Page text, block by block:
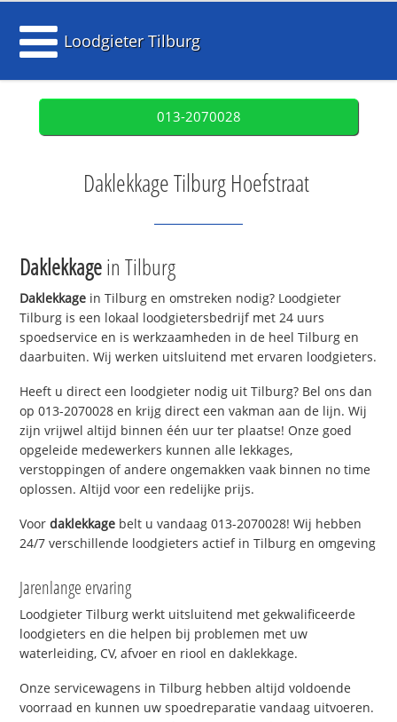
Loodgieter Tilburg
013-2070028
Daklekkage Tilburg Hoefstraat
Daklekkagein Tilburg
Daklekkage in Tilburg en omstreken nodig? Loodgieter
Tilburg is een lokaal loodgietersbedrijf met 24 uurs
spoedservice en is werkzaamheden in de heel Tilburg en
daarbuiten. Wij werken uitsluitend met ervaren loodgieters.
Heeft u direct een loodgieter nodig uit Tilburg? Bel ons dan
op 013-2070028 en krijg direct een vakman aan de lijn. Wij
zijn vrijwel altijd binnen één uur ter plaatse! Onze goed
opgeleide medewerkers kunnen alle lekkages,
verstoppingen of andere ongemakken vaak binnen no time
oplossen. Altijd voor een redelijke prijs.
Voordaklekkage belt u vandaag 013-2070028! Wij hebben
24/7 verschillende loodgieters actief in Tilburg en omgeving
Jarenlange ervaring
Loodgieter Tilburg werkt uitsluitend met gekwalificeerde
loodgieters en die helpen bij problemen met uw
waterleiding, CV, afvoer en riool en daklekkage.
Onze servicewagens in Tilburg hebben altijd voldoende
voorraad en kunnen uw spoedreparatie vandaag uitvoeren.